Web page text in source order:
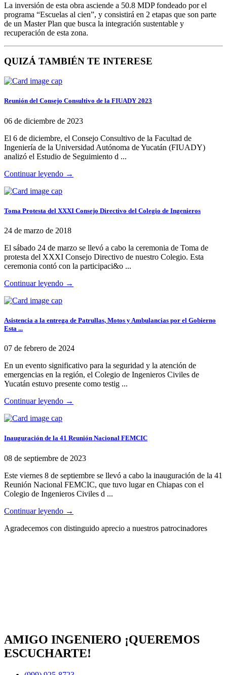
La inversión de esta obra asciende a 50.8 MDP fondeado por el
programa “Escuelas al cien”, y consistirá en 2 etapas que son parte
de un Master Plan que busca la integración sustentable y
recuperación de esta zona.
QUIZÁ TAMBIÉN TE INTERESE
Reunión del Consejo Consultivo de la FIUADY 2023
06 de diciembre de 2023
El 6 de diciembre, el Consejo Consultivo de la Facultad de
Ingeniería de la Universidad Autónoma de Yucatán (FIUADY)
analizó el Estudio de Seguimiento d ...
Continuar leyendo →
Toma Protesta del XXXI Consejo Directivo del Colegio de Ingenieros
24 de marzo de 2018
El sábado 24 de marzo se llevó a cabo la ceremonia de Toma de
protesta del XXXI Consejo Directivo de nuestro Colegio. Esta
ceremonia contó con la participaci&o ...
Continuar leyendo →
Asistencia a la entrega de Patrullas, Motos y Ambulancias por el Gobierno
Esta ...
07 de febrero de 2024
En un evento significativo para la seguridad y la atención de
emergencias en la región, el Colegio de Ingenieros Civiles de
Yucatán estuvo presente como testig ...
Continuar leyendo →
Inauguración de la 41 Reunión Nacional FEMCIC
08 de septiembre de 2023
Este viernes 8 de septiembre se llevó a cabo la inauguración de la 41
Reunión Nacional FEMCIC, que tuvo lugar en Chiapas con el
Colegio de Ingenieros Civiles d ...
Continuar leyendo →
Agradecemos con distinguido aprecio a nuestros patrocinadores
AMIGO INGENIERO ¡QUEREMOS
ESCUCHARTE!